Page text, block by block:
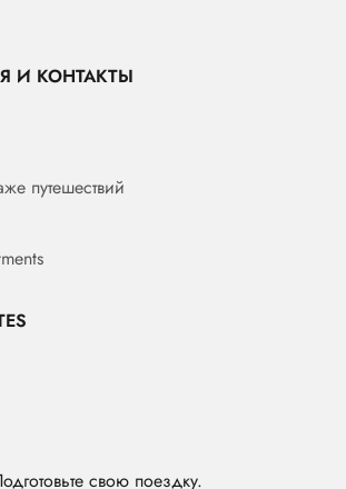
И КОНТАКТЫ
путешествий
свою поездку.